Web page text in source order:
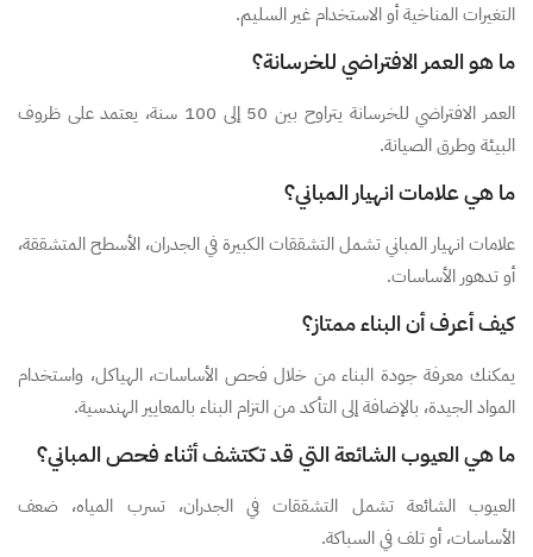
التغيرات المناخية أو الاستخدام غير السليم.
ما هو العمر الافتراضي للخرسانة؟
العمر الافتراضي للخرسانة يتراوح بين 50 إلى 100 سنة، يعتمد على ظروف
البيئة وطرق الصيانة.
ما هي علامات انهيار المباني؟
علامات انهيار المباني تشمل التشققات الكبيرة في الجدران، الأسطح المتشققة،
أو تدهور الأساسات.
كيف أعرف أن البناء ممتاز؟
يمكنك معرفة جودة البناء من خلال فحص الأساسات، الهياكل، واستخدام
المواد الجيدة، بالإضافة إلى التأكد من التزام البناء بالمعايير الهندسية.
ما هي العيوب الشائعة التي قد تكتشف أثناء فحص المباني؟
العيوب الشائعة تشمل التشققات في الجدران، تسرب المياه، ضعف
الأساسات، أو تلف في السباكة.